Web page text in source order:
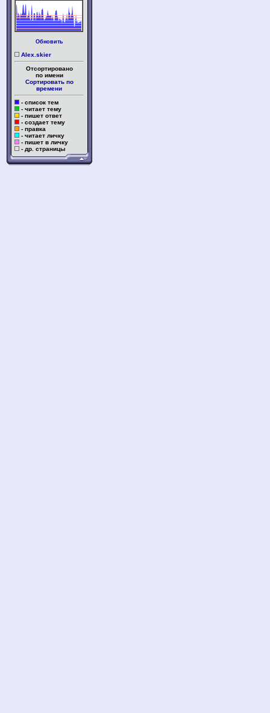
Обновить
Alex.skier
Отсортировано
по имени
Сортировать по
времени
- список тем
- читает тему
- пишет ответ
- создает тему
- правка
- читает личку
- пишет в личку
- др. страницы